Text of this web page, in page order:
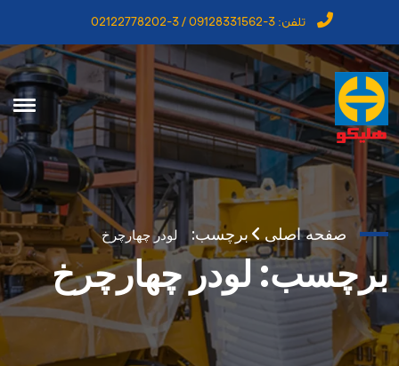
تلفن:3-09128331562 / 3-02122778202
صفحه اصلی برچسب: لودر چهارچرخ
برچسب:لودر چهارچرخ